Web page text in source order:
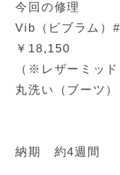
今回の修理
Vib（ビブラム
￥18,150
（※レザーミッ
丸洗い（ブー
納期 約4週間